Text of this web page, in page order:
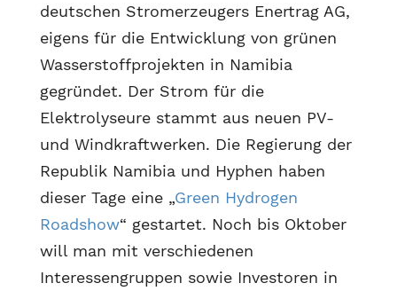
deutschen Stromerzeugers Enertrag AG,
eigens für die Entwicklung von grünen
Wasserstoffprojekten in Namibia
gegründet. Der Strom für die
Elektrolyseure stammt aus neuen PV-
und Windkraftwerken. Die Regierung der
Republik Namibia und Hyphen haben
dieser Tage eine „Green Hydrogen
Roadshow“ gestartet. Noch bis Oktober
will man mit verschiedenen
Interessengruppen sowie Investoren in